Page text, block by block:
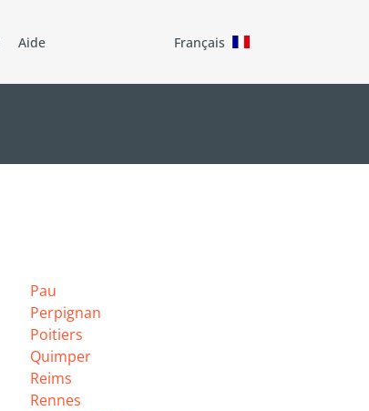
Aide Français
Pau
Perpignan
Poitiers
Quimper
Reims
Rennes